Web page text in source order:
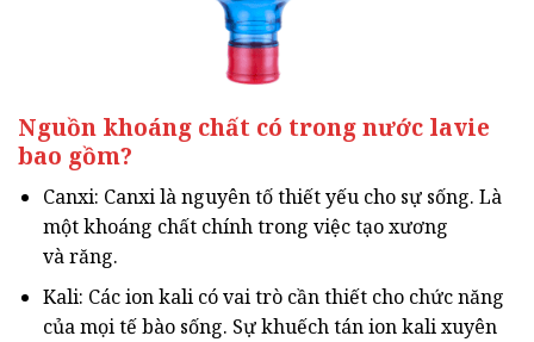
Nguồn khoáng chất có trong nước lavie
bao gồm?
Canxi: Canxi là nguyên tố thiết yếu cho sự sống. Là
một khoáng chất chính trong việc tạo xương
và răng.
Kali: Các ion kali có vai trò cần thiết cho chức năng
của mọi tế bào sống. Sự khuếch tán ion kali xuyên